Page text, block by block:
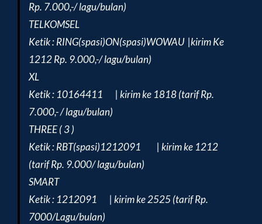
Rp. 7.000,-/ lagu/bulan)
TELKOMSEL
Ketik : RING(spasi)ON(spasi)WOWAU |kirim Ke
1212 Rp. 9.000,-/ lagu/bulan)
XL
Ketik : 10164411 | kirim ke 1818 (tarif Rp.
7.000,- / lagu/bulan)
THREE ( 3 )
Ketik : RBT(spasi)1212091 | kirim ke 1212
(tarif Rp. 9.000/ lagu/bulan)
SMART
Ketik : 1212091 | kirim ke 2525 (tarif Rp.
7000/Lagu/bulan)